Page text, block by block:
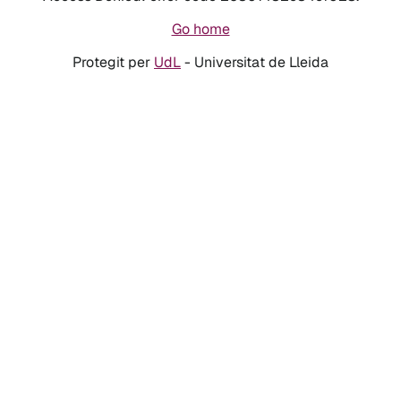
Go home
Protegit per UdL- Universitat de Lleida